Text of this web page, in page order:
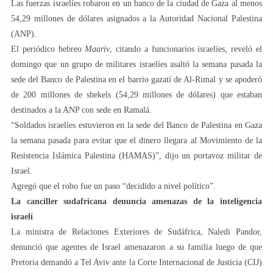
Las fuerzas israelíes robaron en un banco de la ciudad de Gaza al menos
54,29 millones de dólares asignados a la Autoridad Nacional Palestina
(ANP).
El periódico hebreo Maariv, citando a funcionarios israelíes, reveló el
domingo que un grupo de militares israelíes asaltó la semana pasada la
sede del Banco de Palestina en el barrio gazatí de Al-Rimal y se apoderó
de 200 millones de shekels (54,29 millones de dólares) que estaban
destinados a la ANP con sede en Ramalá.
“Soldados israelíes estuvieron en la sede del Banco de Palestina en Gaza
la semana pasada para evitar que el dinero llegara al Movimiento de la
Resistencia Islámica Palestina (HAMAS)”, dijo un portavoz militar de
Israel.
Agregó que el robo fue un paso “decidido a nivel político”.
La canciller sudafricana denuncia amenazas de la inteligencia
israelí
La ministra de Relaciones Exteriores de Sudáfrica, Naledi Pandor,
denunció que agentes de Israel amenazaron a su familia luego de que
Pretoria demandó a Tel Aviv ante la Corte Internacional de Justicia (CIJ)